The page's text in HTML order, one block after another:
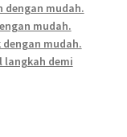
dengan mudah.
mudah.
mudah.
langkah demi